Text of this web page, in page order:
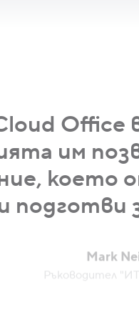
Office
им
което
подготви
Ръководител "ИТ